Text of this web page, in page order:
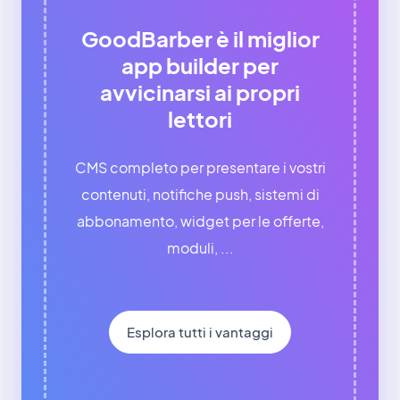
GoodBarber è il miglior
app builder per
avvicinarsi ai propri
lettori
CMS completo per presentare i vostri
contenuti, notifiche push, sistemi di
abbonamento, widget per le offerte,
moduli, ...
Esplora tutti i vantaggi